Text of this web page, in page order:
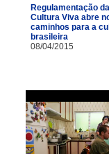
Regulamentação
Cultura Viva abre
caminhos para a
brasileira
08/04/2015